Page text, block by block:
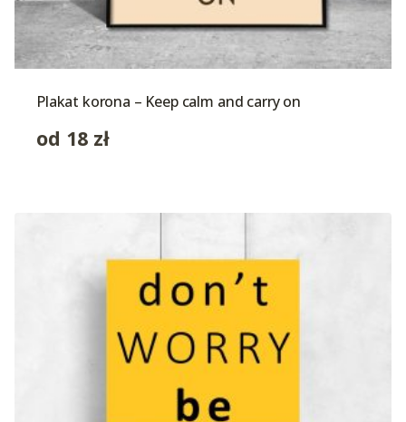
Plakat korona – Keep calm and carry on
od 18 zł